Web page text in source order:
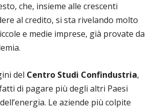
che, insieme alle crescenti
al credito, si sta rivelando molto
e medie imprese, già provate da
del Centro Studi Confindustria,
di pagare più degli altri Paesi
Le aziende più colpite